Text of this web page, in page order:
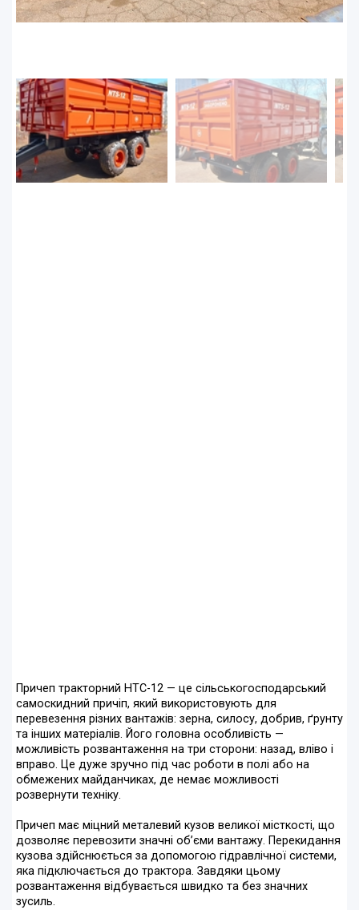
Причеп тракторний НТС-12 — це сільськогосподарський
самоскидний причіп, який використовують для
перевезення різних вантажів: зерна, силосу, добрив, ґрунту
та інших матеріалів. Його головна особливість —
можливість розвантаження на три сторони: назад, вліво і
вправо. Це дуже зручно під час роботи в полі або на
обмежених майданчиках, де немає можливості
розвернути техніку.
Причеп має міцний металевий кузов великої місткості, що
дозволяє перевозити значні об’єми вантажу. Перекидання
кузова здійснюється за допомогою гідравлічної системи,
яка підключається до трактора. Завдяки цьому
розвантаження відбувається швидко та без значних
зусиль.